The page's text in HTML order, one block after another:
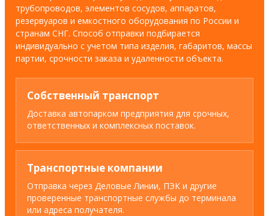
трубопроводов, элементов сосудов, аппаратов,
резервуаров и емкостного оборудования по России и
странам СНГ. Способ отправки подбирается
индивидуально с учетом типа изделия, габаритов, массы
партии, срочности заказа и удаленности объекта.
Собственный транспорт
Доставка автопарком предприятия для срочных,
ответственных и комплексных поставок.
Транспортные компании
Отправка через Деловые Линии, ПЭК и другие
проверенные транспортные службы до терминала
или адреса получателя.